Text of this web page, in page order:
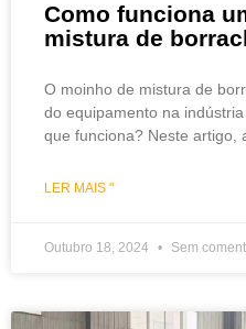
Como funciona
mistura de
O moinho de mistura de
do equipamento na
que funciona? Neste artigo,
LER MAIS "
Outubro 18, 2024 Sem